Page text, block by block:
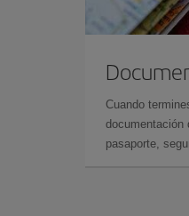
Cuando
documentación
pasaporte,